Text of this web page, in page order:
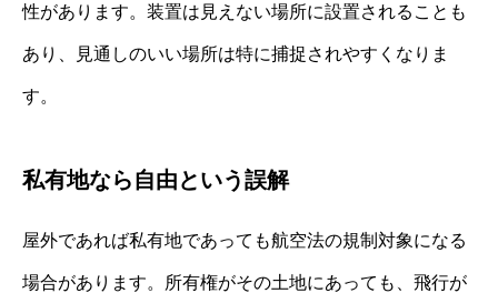
性があります。装置は見えない場所に設置されることも
あり、見通しのいい場所は特に捕捉されやすくなりま
す。
私有地なら自由という誤解
屋外であれば私有地であっても航空法の規制対象になる
場合があります。所有権がその土地にあっても、飛行が